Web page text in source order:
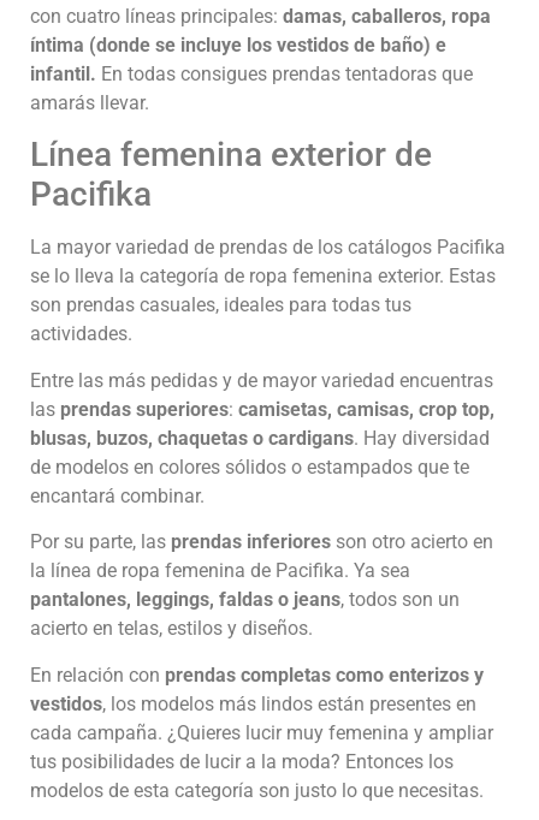
con cuatro líneas principales: damas, caballeros, ropa
íntima (donde se incluye los vestidos de baño) e
infantil. En todas consigues prendas tentadoras que
amarás llevar.
Línea femenina exterior de
Pacifika
La mayor variedad de prendas de los catálogos Pacifika
se lo lleva la categoría de ropa femenina exterior. Estas
son prendas casuales, ideales para todas tus
actividades.
Entre las más pedidas y de mayor variedad encuentras
las prendas superiores: camisetas, camisas, crop top,
blusas, buzos, chaquetas o cardigans. Hay diversidad
de modelos en colores sólidos o estampados que te
encantará combinar.
Por su parte, las prendas inferiores son otro acierto en
la línea de ropa femenina de Pacifika. Ya sea
pantalones, leggings, faldas o jeans, todos son un
acierto en telas, estilos y diseños.
En relación con prendas completas como enterizos y
vestidos, los modelos más lindos están presentes en
cada campaña. ¿Quieres lucir muy femenina y ampliar
tus posibilidades de lucir a la moda? Entonces los
modelos de esta categoría son justo lo que necesitas.